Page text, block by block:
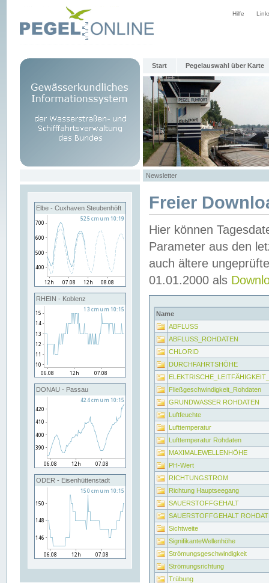
Hilfe
Start Pegelauswahl über Karte
Newsletter
Elbe - Cuxhaven Steubenhöft
RHEIN - Koblenz
DONAU - Passau
ODER - Eisenhüttenstadt
Freier
Hier können
Parameter aus den
auch ältere
01.01.2000 als
Name
ABFLUSS
ABFLUSS_ROHDATEN
CHLORID
DURCHFAHRTSHÖHE
Fließgeschwindigkeit_Rohdaten
GRUNDWASSER ROHDATEN
Luftfeuchte
Lufttemperatur
Lufttemperatur Rohdaten
MAXIMALEWELLENHÖHE
PH-Wert
RICHTUNGSTROM
Richtung Hauptseegang
SAUERSTOFFGEHALT
SAUERSTOFFGEHALT
Sichtweite
SignifikanteWellenhöhe
Strömungsgeschwindigkeit
Strömungsrichtung
Trübung